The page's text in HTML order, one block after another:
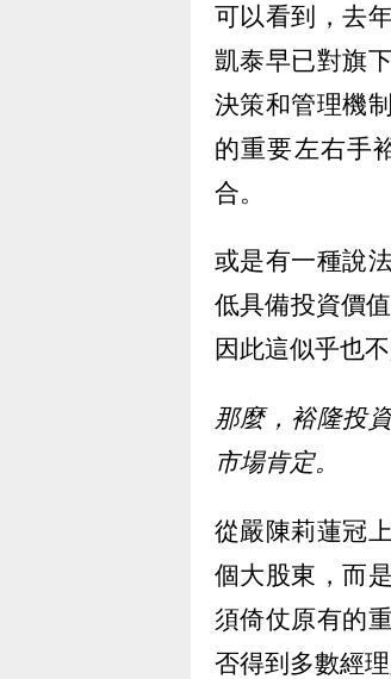
可以看到，去
凱泰早已對旗
決策和管理機
的重要左右手
合。
或是有一種說
低具備投資價
因此這似乎也
那麼，裕隆投
市場肯定。
從嚴陳莉蓮冠
個大股東，而
須倚仗原有的
否得到多數經